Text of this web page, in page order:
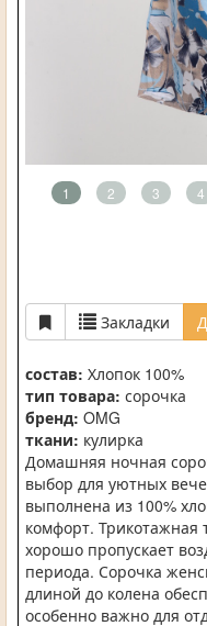
1 2 3 4
Закладки
состав: Хлопок 100%
тип товара: сорочка
бренд: OMG
ткани: кулирка
Домашняя ночная
выбор для уютных
выполнена из 100%
комфорт. Трикотажная
хорошо пропускает
периода. Сорочка
длиной до колена
особенно важно для